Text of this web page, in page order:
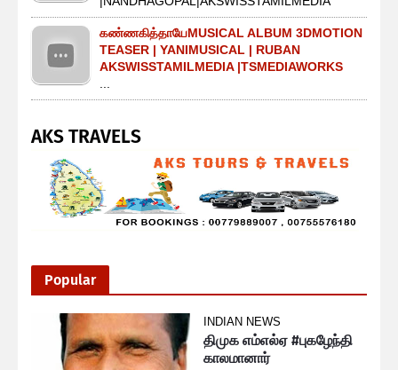
கண்ணகித்தாயேMUSICAL ALBUM 3DMOTION
TEASER | YANIMUSICAL | RUBAN
AKSWISSTAMILMEDIA |TSMEDIAWORKS
...
AKS TRAVELS
Popular
INDIAN NEWS
திமுக எம்எல்ஏ #புகழேந்தி
காலமானார்